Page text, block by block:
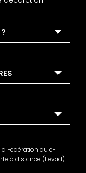
Fédération du e-
à distance (Fevad)